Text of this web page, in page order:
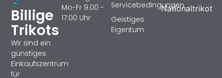
Billige
Trikots
Wir sind ein
günstiges
Einkaufszentrum
für
Nationaltrikot
Servicebedingungen
Geistiges
Eigentum
Mo-Fr 9:00 -
17:00 Uhr